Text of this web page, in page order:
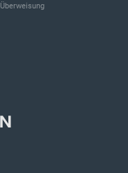
Überweisung